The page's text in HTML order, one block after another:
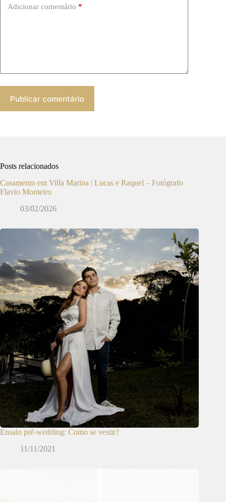
Adicionar comentário *
Publicar comentário
Posts relacionados
Casamento em Villa Marina | Lucas e Raquel – Fotógrafo
Flavio Monteiro
03/02/2026
Ensaio pré-wedding: Como se vestir?
11/11/2021